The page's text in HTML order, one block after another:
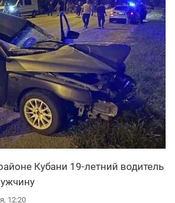
Кубани 19-летний водитель
12:20